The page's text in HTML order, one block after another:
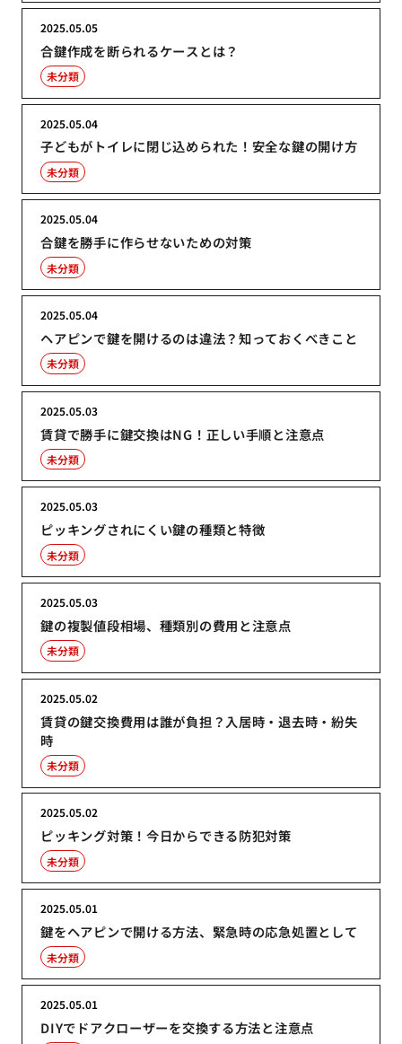
合鍵作成を断られるケースとは？
2025.05.05
未分類
子どもがトイレに閉じ込められた！安全な鍵の開け方
2025.05.04
未分類
合鍵を勝手に作らせないための対策
2025.05.04
未分類
ヘアピンで鍵を開けるのは違法？知っておくべきこと
2025.05.04
未分類
賃貸で勝手に鍵交換はNG！正しい手順と注意点
2025.05.03
未分類
ピッキングされにくい鍵の種類と特徴
2025.05.03
未分類
鍵の複製値段相場、種類別の費用と注意点
2025.05.03
未分類
賃貸の鍵交換費用は誰が負担？入居時・退去時・紛失
時
2025.05.02
未分類
ピッキング対策！今日からできる防犯対策
2025.05.02
未分類
鍵をヘアピンで開ける方法、緊急時の応急処置として
2025.05.01
未分類
DIYでドアクローザーを交換する方法と注意点
2025.05.01